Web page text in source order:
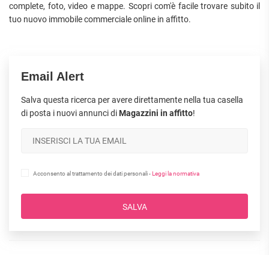
complete, foto, video e mappe. Scopri com'è facile trovare subito il
tuo nuovo immobile commerciale online in affitto.
Email Alert
Salva questa ricerca per avere direttamente nella tua casella
di posta i nuovi annunci di Magazzini in affitto!
Acconsento al trattamento dei dati personali -Leggi la normativa
SALVA